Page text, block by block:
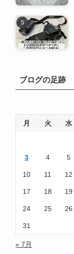
ブログの足跡
月 火 水
3 4 5
10 11 12
17 18 19
24 25 26
31
« 7月